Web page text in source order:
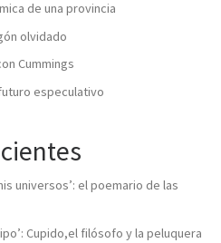
de una provincia
olvidado
Cummings
especulativo
universos’: el poemario de las
Cupido,el filósofo y la peluquera